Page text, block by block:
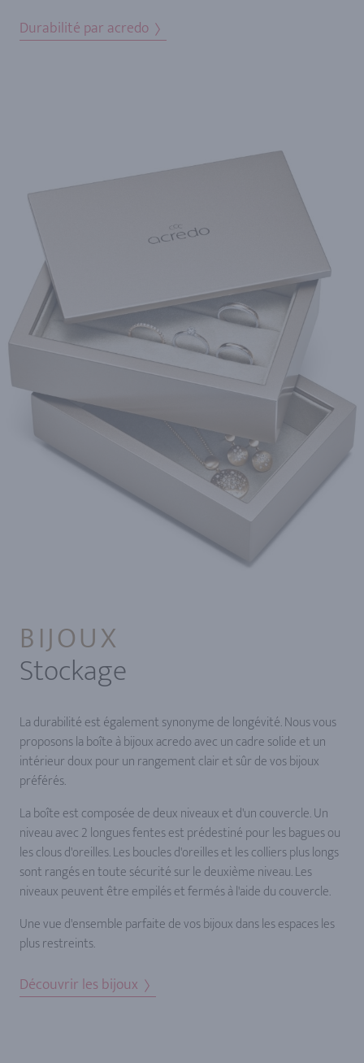
Durabilité par acredo
BIJOUX
Stockage
La durabilité est également synonyme de longévité. Nous vous
proposons la boîte à bijoux acredo avec un cadre solide et un
intérieur doux pour un rangement clair et sûr de vos bijoux
préférés.
La boîte est composée de deux niveaux et d'un couvercle. Un
niveau avec 2 longues fentes est prédestiné pour les bagues ou
les clous d'oreilles. Les boucles d'oreilles et les colliers plus longs
sont rangés en toute sécurité sur le deuxième niveau. Les
niveaux peuvent être empilés et fermés à l'aide du couvercle.
Une vue d'ensemble parfaite de vos bijoux dans les espaces les
plus restreints.
Découvrir les bijoux